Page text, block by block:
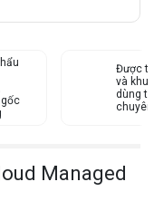
Được
và
dùng từ
Managed